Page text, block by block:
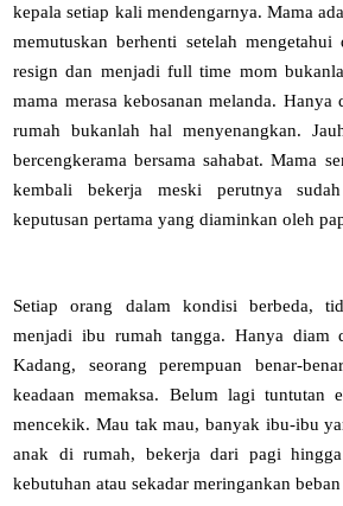
kepala setiap kali mendengarnya. Mama
memutuskan berhenti setelah
resign dan menjadi full time mom
mama merasa kebosanan melanda. Hanya
rumah bukanlah hal menyenangkan.
bercengkerama bersama sahabat. Mama
kembali bekerja meski perutnya
keputusan pertama yang diaminkan oleh
Setiap orang dalam kondisi berbeda,
menjadi ibu rumah tangga. Hanya diam
Kadang, seorang perempuan benar-
keadaan memaksa. Belum lagi tuntutan
mencekik. Mau tak mau, banyak ibu-ibu
anak di rumah, bekerja dari pagi
kebutuhan atau sekadar meringankan